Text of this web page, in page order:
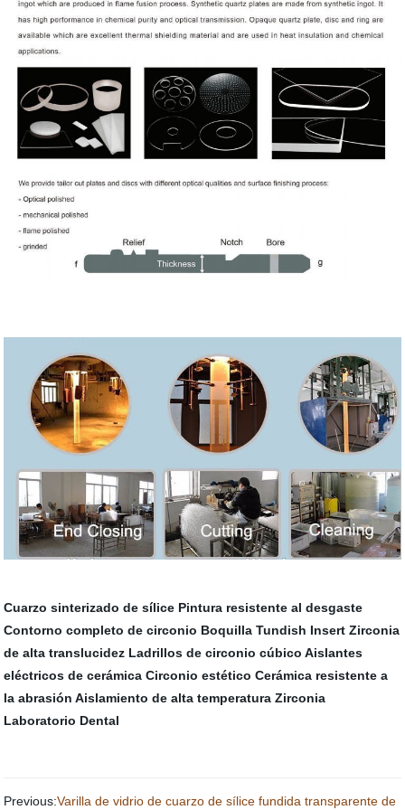
Cuarzo sinterizado de sílice Pintura resistente al desgaste
Contorno completo de circonio Boquilla Tundish Insert Zirconia
de alta translucidez Ladrillos de circonio cúbico Aislantes
eléctricos de cerámica Circonio estético Cerámica resistente a
la abrasión Aislamiento de alta temperatura Zirconia
Laboratorio Dental
Previous:Varilla de vidrio de cuarzo de sílice fundida transparente de